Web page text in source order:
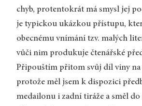
chyb, protentokrát má smysl jej
je typickou ukázkou přístupu,
obecnému vnímání tzv. malých
vůči nim produkuje čtenářské
Připouštím přitom svůj díl viny na
protože měl jsem k dispozici
medailonu i zadní tiráže a směl